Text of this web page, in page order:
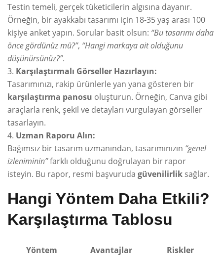
Testin temeli, gerçek tüketicilerin algısına dayanır.
Örneğin, bir ayakkabı tasarımı için 18-35 yaş arası 100
kişiye anket yapın. Sorular basit olsun: “Bu tasarımı daha
önce gördünüz mü?”, “Hangi markaya ait olduğunu
düşünürsünüz?”.
Karşılaştırmalı Görseller Hazırlayın:
Tasarımınızı, rakip ürünlerle yan yana gösteren bir
karşılaştırma panosu oluşturun. Örneğin, Canva gibi
araçlarla renk, şekil ve detayları vurgulayan görseller
tasarlayın.
Uzman Raporu Alın:
Bağımsız bir tasarım uzmanından, tasarımınızın “genel
izleniminin”farklı olduğunu doğrulayan bir rapor
isteyin. Bu rapor, resmi başvuruda güvenilirlik sağlar.
Hangi Yöntem Daha Etkili?
Karşılaştırma Tablosu
Yöntem Avantajlar Riskler